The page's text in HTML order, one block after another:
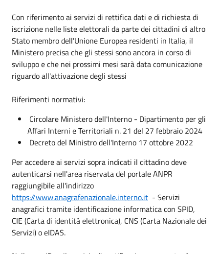
Con riferimento ai servizi di rettifica dati e di richiesta di
iscrizione nelle liste elettorali da parte dei cittadini di altro
Stato membro dell'Unione Europea residenti in Italia, il
Ministero precisa che gli stessi sono ancora in corso di
sviluppo e che nei prossimi mesi sarà data comunicazione
riguardo all'attivazione degli stessi
Riferimenti normativi:
Circolare Ministero dell'Interno - Dipartimento per gli
Affari Interni e Territoriali n. 21 del 27 febbraio 2024
Decreto del Ministro dell'Interno 17 ottobre 2022
Per accedere ai servizi sopra indicati il cittadino deve
autenticarsi nell'area riservata del portale ANPR
raggiungibile all'indirizzo
https://www.anagrafenazionale.interno.it - Servizi
anagrafici tramite identificazione informatica con SPID,
CIE (Carta di identità elettronica), CNS (Carta Nazionale dei
Servizi) o eIDAS.